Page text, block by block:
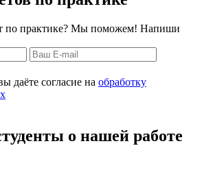
по практике? Мы поможем! Напиши
даёте согласие на обработку
о нашей работе